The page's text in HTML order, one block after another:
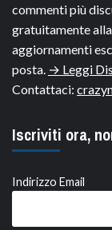
commenti più
gratuitamente
aggiornamenti
posta. → Leggi
Contattaci:
Iscriviti ora,
Indirizzo Email